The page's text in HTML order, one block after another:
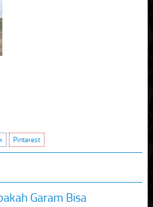
Pinterest
Garam Bisa